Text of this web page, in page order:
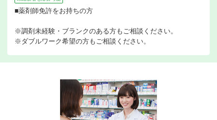
■薬剤師免許をお持ちの方
※調剤未経験・ブランクのある方もご相談ください。
※ダブルワーク希望の方もご相談ください。